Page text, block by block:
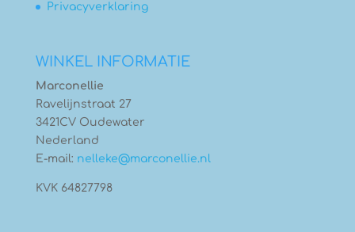
Privacyverklaring
WINKEL INFORMATIE
Marconellie
Ravelijnstraat 27
3421CV Oudewater
Nederland
E-mail: nelleke@marconellie.nl
KVK 64827798